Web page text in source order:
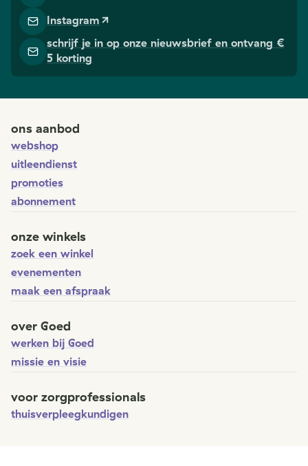
Instagram
schrijf je in op onze nieuwsbrief en ontvang €
5 korting
ons aanbod
webshop
uitleendienst
promoties
abonnement
onze winkels
zoek een winkel
evenementen
maak een afspraak
over Goed
werken bij Goed
missie en visie
voor zorgprofessionals
thuisverpleegkundigen